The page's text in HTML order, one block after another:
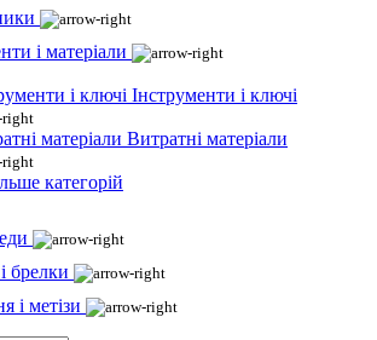
і матеріали
Інструменти і ключі
Витратні матеріали
категорій
брелки
і метізи